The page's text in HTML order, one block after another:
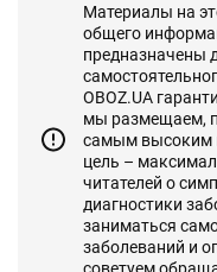
Материалы на
общего
предназначены
OBOZ.UA
мы размещаем,
самым высоким
цель –
читателей о
диагностики
заниматься
заболеваний и
советуем